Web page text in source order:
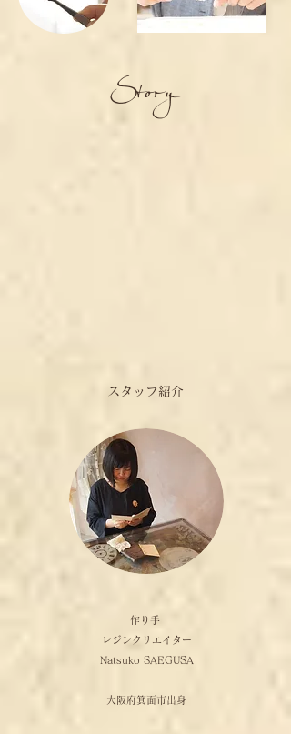
​作り手
​レジンクリエイター
Natsuko SAEGUSA​
大阪府箕面市出身
​スタッフ紹介
Story